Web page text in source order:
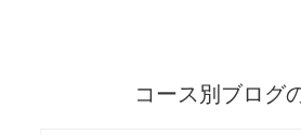
コース別ブログ